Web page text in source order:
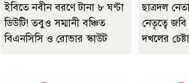
ইবিতে নবীন বরণে টানা ৮ ঘণ্টা
ডিউটি! তবুও সম্মানী বঞ্চিত
বিএনসিসি ও রোভার স্কাউট
ছাত্রদল
নেতৃত্বে জবি
দখলের চেষ্টা